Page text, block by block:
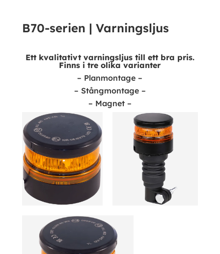
B70-serien | Varningsljus
Ett kvalitativt varningsljus till ett bra pris.
Finns i tre olika varianter
– Planmontage –
– Stångmontage –
– Magnet –